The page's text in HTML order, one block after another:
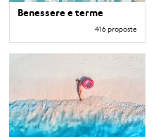
Benessere e terme
416 proposte